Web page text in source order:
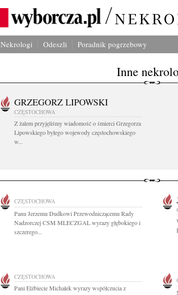
Nekrologi Odeszli Poradnik pogrzebowy
Inne
GRZEGORZ LIPOWSKI
CZĘSTOCHOWA
Z żalem przyjęliśmy wiadomość o śmierci Grzegorza
Lipowskiego byłego wojewody częstochowskiego
w...
CZĘSTOCHOWA
Panu Jerzemu Dudkowi Przewodniczącemu Rady
Nadzorczej CSM MLECZGAL wyrazy głębokiego i
szczerego...
CZĘSTOCHOWA
Pani Elżbiecie Michałek wyrazy współczucia z